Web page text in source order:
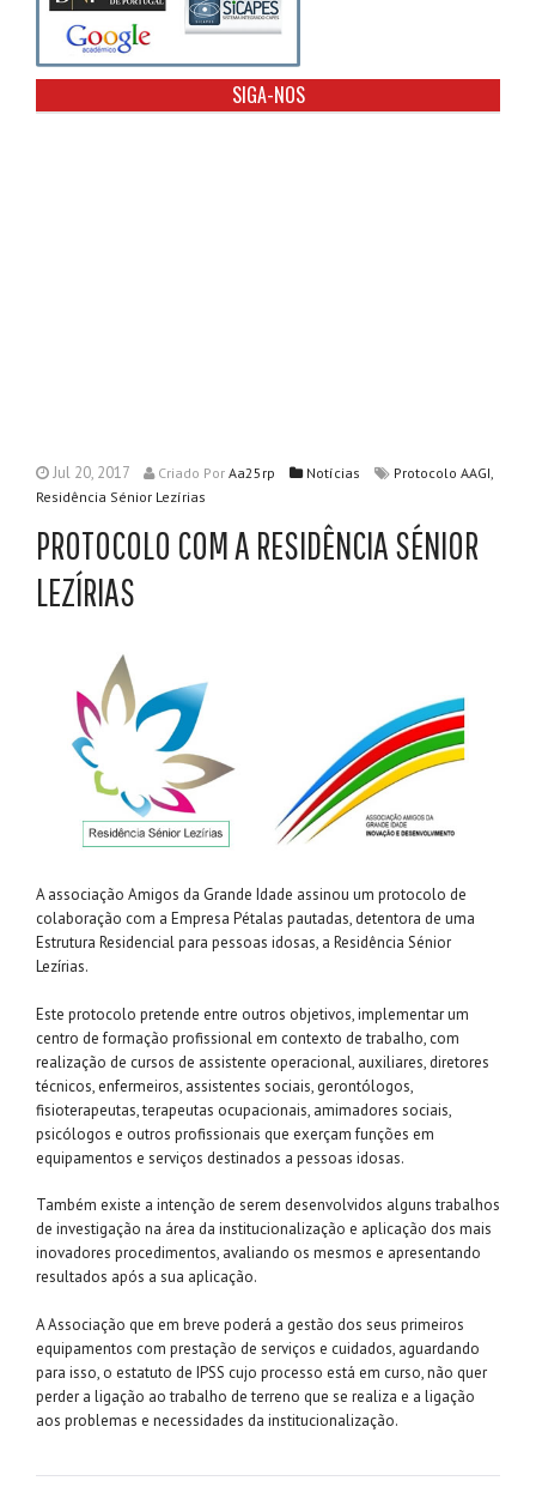
SIGA-NOS
Jul 20, 2017 Criado Por Aa25rp Notícias
Protocolo AAGI,
Residência Sénior Lezírias
PROTOCOLO COM A RESIDÊNCIA SÉNIOR
LEZÍRIAS
A associação Amigos da Grande Idade assinou um protocolo de
colaboração com a Empresa Pétalas pautadas, detentora de uma
Estrutura Residencial para pessoas idosas, a Residência Sénior
Lezírias.
Este protocolo pretende entre outros objetivos, implementar um
centro de formação profissional em contexto de trabalho, com
realização de cursos de assistente operacional, auxiliares, diretores
técnicos, enfermeiros, assistentes sociais, gerontólogos,
fisioterapeutas, terapeutas ocupacionais, amimadores sociais,
psicólogos e outros profissionais que exerçam funções em
equipamentos e serviços destinados a pessoas idosas.
Também existe a intenção de serem desenvolvidos alguns trabalhos
de investigação na área da institucionalização e aplicação dos mais
inovadores procedimentos, avaliando os mesmos e apresentando
resultados após a sua aplicação.
A Associação que em breve poderá a gestão dos seus primeiros
equipamentos com prestação de serviços e cuidados, aguardando
para isso, o estatuto de IPSS cujo processo está em curso, não quer
perder a ligação ao trabalho de terreno que se realiza e a ligação
aos problemas e necessidades da institucionalização.